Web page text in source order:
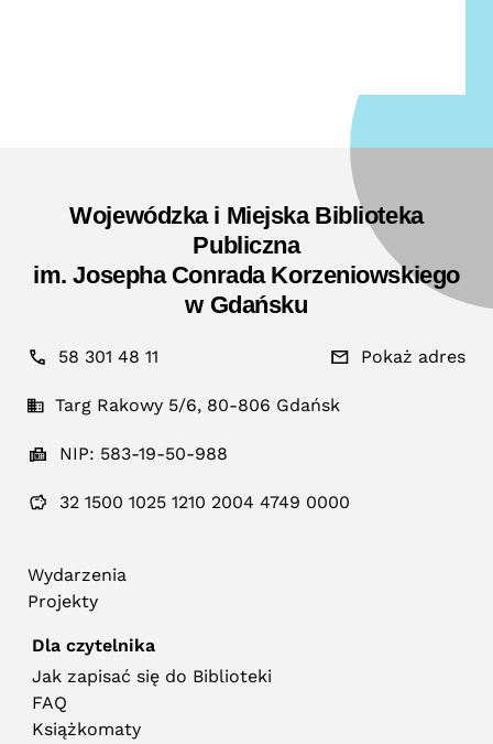
Wojewódzka i Miejska Biblioteka
Publiczna
im. Josepha Conrada Korzeniowskiego
w Gdańsku
58 301 48 11 Pokaż adres
Targ Rakowy 5/6, 80-806 Gdańsk
NIP: 583-19-50-988
32 1500 1025 1210 2004 4749 0000
Wydarzenia
Projekty
Dla czytelnika
Jak zapisać się do Biblioteki
FAQ
Książkomaty